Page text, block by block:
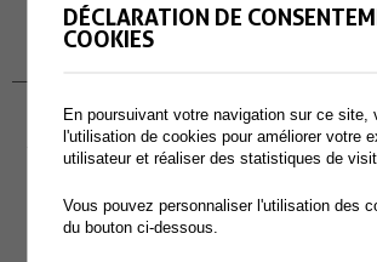
Samedi 22 Novembre 2025, 11h
23
NOV.
VIELLIR EN SUISSE EN TANT
CONTES HISPANIQUES EN MUSIQUE
EMS La Charmaie, Place Sous
Dimanche 23 Novembre 2025,
DÉCLARATION DE
COOKIES
En poursuivant votre navigation sur ce site,
l'utilisation de cookies pour améliorer votre
utilisateur et réaliser des statistiques de
Vous pouvez personnaliser l'utilisation des
du bouton ci-dessous.